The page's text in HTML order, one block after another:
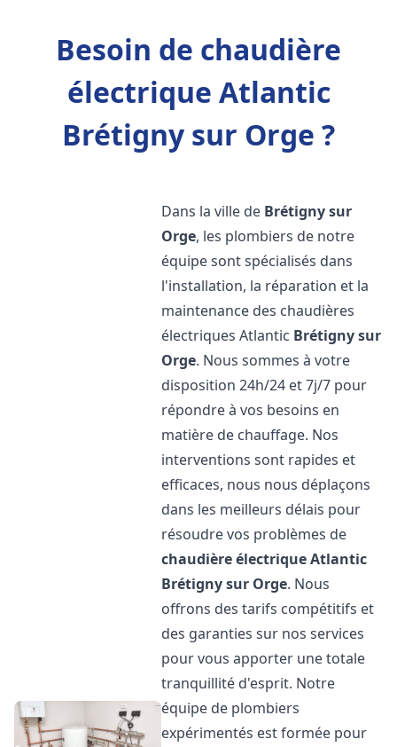
Besoin de chaudière
électrique Atlantic
Brétigny sur Orge ?
Dans la ville de Brétigny sur
Orge, les plombiers de notre
équipe sont spécialisés dans
l'installation, la réparation et la
maintenance des chaudières
électriques Atlantic Brétigny sur
Orge. Nous sommes à votre
disposition 24h/24 et 7j/7 pour
répondre à vos besoins en
matière de chauffage. Nos
interventions sont rapides et
efficaces, nous nous déplaçons
dans les meilleurs délais pour
résoudre vos problèmes de
chaudière électrique Atlantic
Brétigny sur Orge. Nous
offrons des tarifs compétitifs et
des garanties sur nos services
pour vous apporter une totale
tranquillité d'esprit. Notre
équipe de plombiers
expérimentés est formée pour